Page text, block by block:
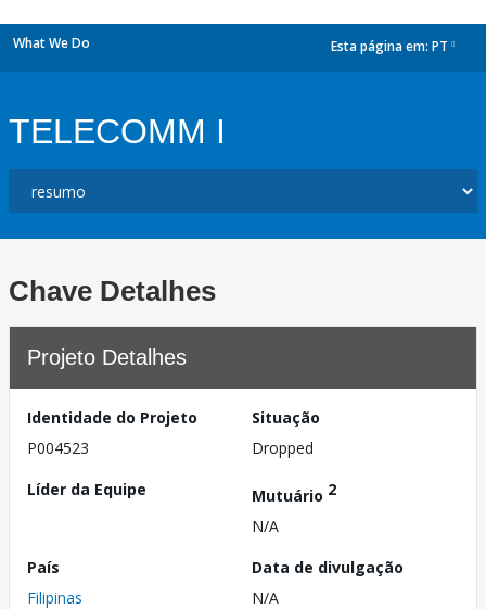
What We Do Esta página em: PT
TELECOMM I
Chave Detalhes
Projeto Detalhes
Identidade do Projeto
P004523
Situação
Dropped
Líder da Equipe
Mutuário 2
N/A
País
Filipinas
Data de divulgação
N/A